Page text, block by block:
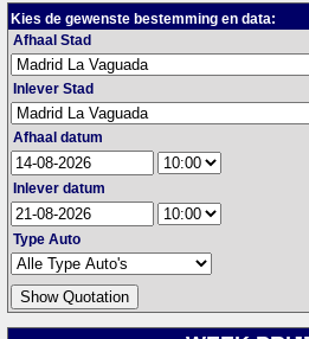
Kies de gewenste bestemming en data:
Afhaal Stad
Inlever Stad
Afhaal datum
Inlever datum
Type Auto